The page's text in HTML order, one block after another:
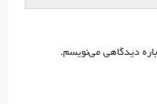
دیدگاهی می‌نویسم.